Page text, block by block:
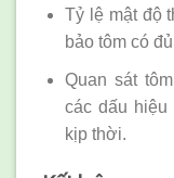
Tỷ lệ mật độ
bảo tôm có
Quan sát
các dấu
kịp thời.